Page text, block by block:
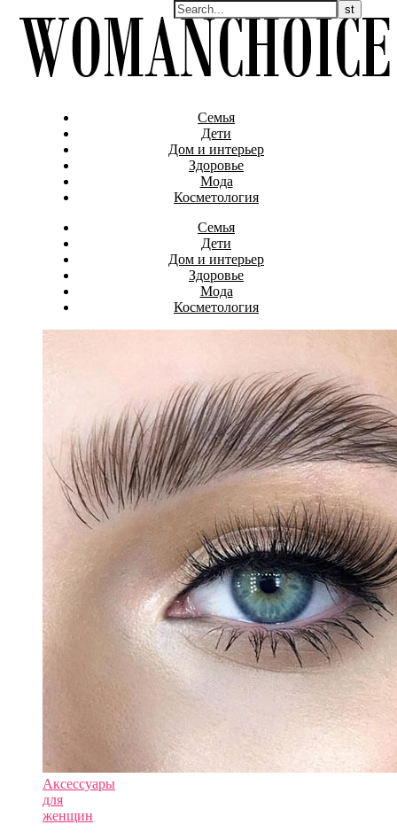
Семья
Дети
Дом и интерьер
Здоровье
Мода
Косметология
Семья
Дети
Дом и интерьер
Здоровье
Мода
Косметология
Аксессуары
для
женщин